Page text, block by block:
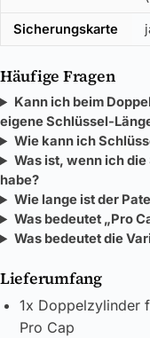
Sicherungskarte
Häufige Fragen
Kann ich beim
eigene Schlüssel-
Wie kann ich
Was ist, wenn ich
habe?
Wie lange ist der
Was bedeutet „Pro
Was bedeutet die
Lieferumfang
1x Doppelzylinder
Pro Cap